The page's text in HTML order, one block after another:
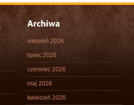
sierpień 2026
lipiec 2026
czerwiec 2026
maj 2026
kwiecień 2026